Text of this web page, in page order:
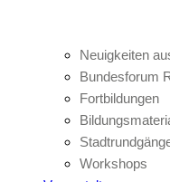
Neuigkeiten
Bundesforum
Fortbildungen
Workshops